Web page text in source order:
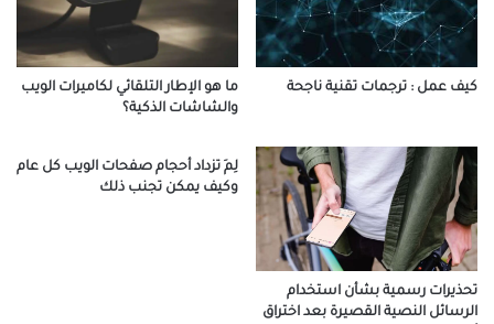
كيف عمل : ترجمات تقنية ناجحة
ما هو الإطار التلقائي لكاميرات الويب
والشاشات الذكية؟
تحذيرات رسمية بشأن استخدام
الرسائل النصية القصيرة بعد اختراق
لِمَ تزداد أحجام صفحات الويب كل عام
وكيف يمكن تجنب ذلك